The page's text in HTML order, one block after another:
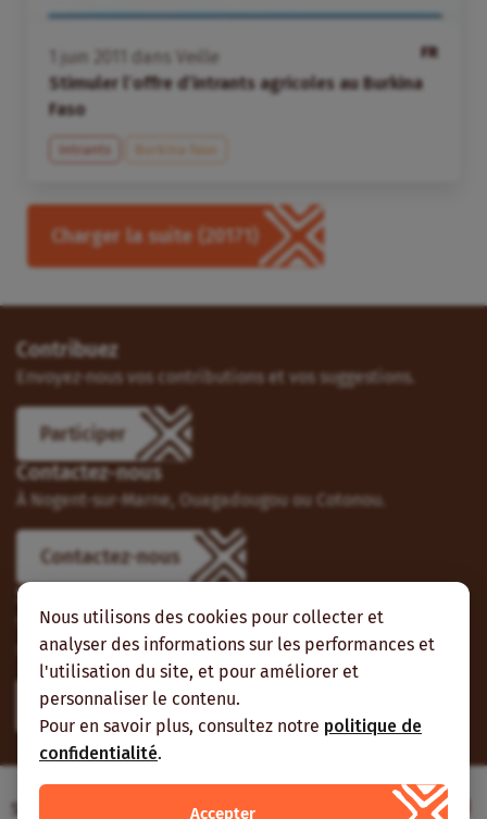
Nous utilisons des cookies pour collecter et
analyser des informations sur les performances et
l'utilisation du site, et pour améliorer et
personnaliser le contenu.
Pour en savoir plus, consultez notre politique de
confidentialité.
Accepter
FR
juin dans
Veille
Stimuler l’offre d’intrants agricoles au Burkina
Faso
Intrants Burkina Faso
Charger la suite (20171)
Contribuez
Envoyez-nous vos contributions et vos suggestions.
Participer
Contactez-nous
À Nogent-sur-Marne, Ouagadougou ou Cotonou.
Contactez-nous
Suivez-nous
Vous pouvez aussi vous abonner à nos flux RSS et nous
suivre sur les réseaux sociaux.
Site web réalisé avec le soutien de l’Agence